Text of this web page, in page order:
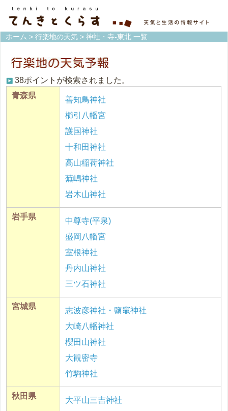
ホーム > 行楽地の天気 > 神社・寺-東北 一覧
38ポイントが検索されました。
青森県
善知鳥神社
櫛引八幡宮
護国神社
十和田神社
高山稲荷神社
蕪嶋神社
岩木山神社
岩手県
中尊寺(平泉)
盛岡八幡宮
室根神社
丹内山神社
三ツ石神社
宮城県
志波彦神社・鹽竈神社
大崎八幡神社
櫻田山神社
大観密寺
竹駒神社
秋田県
大平山三吉神社